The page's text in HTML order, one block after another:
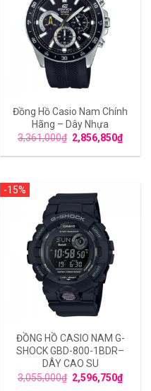
Đồng Hồ Casio Nam Chính
Hãng – Dây Nhựa
3,361,000₫ 2,856,850₫
-15%
ĐỒNG HỒ CASIO NAM G-
SHOCK GBD-800-1BDR–
DÂY CAO SU
3,055,000₫ 2,596,750₫